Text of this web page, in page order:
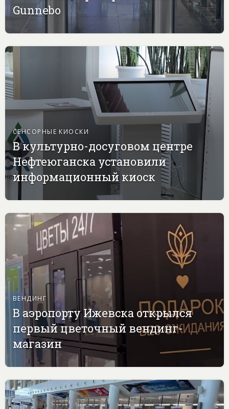
Gunnebo
СЕНСОРНЫЕ КИОСКИ
В культурно-досуговом центре
Нефтеюганска установили
информационный киоск
ВЕНДИНГ
В аэропорту Ижевска открылся
первый цветочный вендинг-
магазин